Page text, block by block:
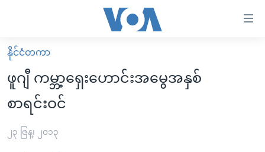
လွယ်ကူ
စေ
များ
မူလစာမျက်နှာ
မြန်မာ
ကမ္ဘာ့သတင်းများ
နိုင်ငံတကာ
ဗွီဒီယို
နိုင်ငံတကာ
ဖူဂျီ ကမ္ဘာ့ရှေးဟောင်းအမွေအနှစ်
စာရင်းဝင်
၂၃ ဇြန္၊ ၂၀၁၃